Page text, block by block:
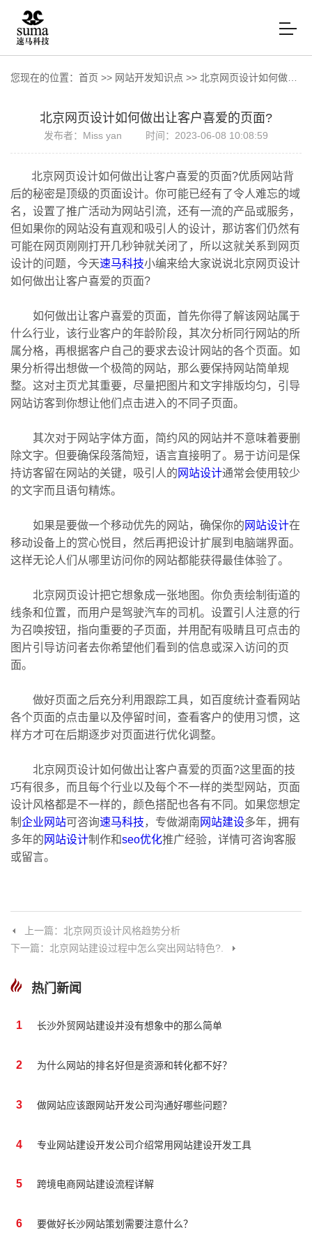
您现在的位置： 首页 >> 网站开发知识点 >> 北京网页设计如何做出让客户喜爱的页面?
北京网页设计如何做出让客户喜爱的页面?
发布者：Miss yan 时间：2023-06-08 10:08:59
北京网页设计如何做出让客户喜爱的页面?优质网站背
后的秘密是顶级的页面设计。你可能已经有了令人难忘的域
名，设置了推广活动为网站引流，还有一流的产品或服务，
但如果你的网站没有直观和吸引人的设计，那访客们仍然有
可能在网页刚刚打开几秒钟就关闭了，所以这就关系到网页
设计的问题，今天速马科技小编来给大家说说北京网页设计
如何做出让客户喜爱的页面?
如何做出让客户喜爱的页面，首先你得了解该网站属于
什么行业，该行业客户的年龄阶段，其次分析同行网站的所
属分格，再根据客户自己的要求去设计网站的各个页面。如
果分析得出想做一个极简的网站，那么要保持网站简单规
整。这对主页尤其重要，尽量把图片和文字排版均匀，引导
网站访客到你想让他们点击进入的不同子页面。
其次对于网站字体方面，简约风的网站并不意味着要删
除文字。但要确保段落简短，语言直接明了。易于访问是保
持访客留在网站的关键，吸引人的 网站设计通常会使用较少
的文字而且语句精炼。
如果是要做一个移动优先的网站，确保你的 网站设计在
移动设备上的赏心悦目，然后再把设计扩展到电脑端界面。
这样无论人们从哪里访问你的网站都能获得最佳体验了。
北京网页设计把它想象成一张地图。你负责绘制街道的
线条和位置，而用户是驾驶汽车的司机。设置引人注意的行
为召唤按钮，指向重要的子页面，并用配有吸睛且可点击的
图片引导访问者去你希望他们看到的信息或深入访问的页
面。
做好页面之后充分利用跟踪工具，如百度统计查看网站
各个页面的点击量以及停留时间，查看客户的使用习惯，这
样方才可在后期逐步对页面进行优化调整。
北京网页设计如何做出让客户喜爱的页面?这里面的技
巧有很多，而且每个行业以及每个不一样的类型网站，页面
设计风格都是不一样的，颜色搭配也各有不同。如果您想定
制 企业网站可咨询速马科技，专做湖南 网站建设多年，拥有
多年的 网站设计制作和seo优化推广经验，详情可咨询客服
或留言。
上一篇：北京网页设计风格趋势分析
下一篇：北京网站建设过程中怎么突出网站特色?.
热门新闻
1 长沙外贸网站建设并没有想象中的那么简单
2 为什么网站的排名好但是资源和转化都不好？
3 做网站应该跟网站开发公司沟通好哪些问题？
4 专业网站建设开发公司介绍常用网站建设开发工具
5 跨境电商网站建设流程详解
6 要做好长沙网站策划需要注意什么？